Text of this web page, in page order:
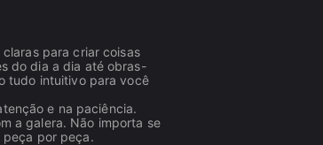
para criar coisas
do dia a dia até obras-
tudo intuitivo para você
e na paciência.
a galera. Não importa se
peça por peça.